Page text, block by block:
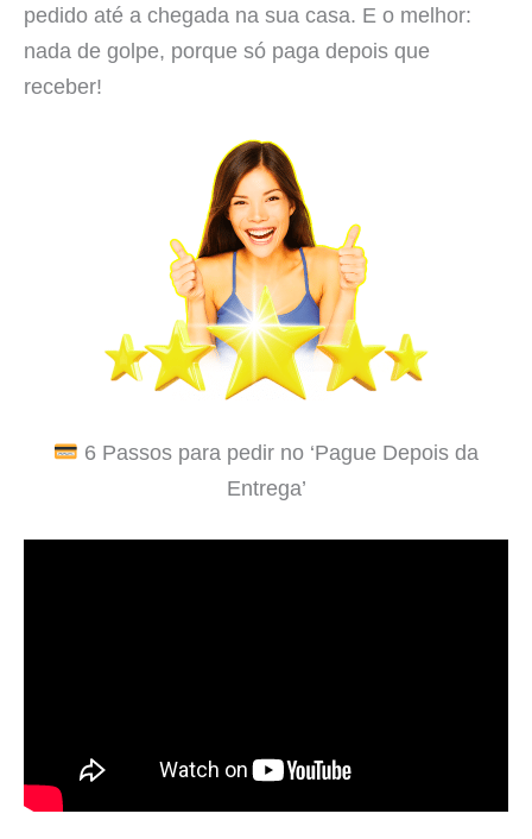
pedido até a chegada na sua casa. E o melhor:
nada de golpe, porque só paga depois que
receber!
6 Passos para pedir no ‘Pague Depois da
Entrega’